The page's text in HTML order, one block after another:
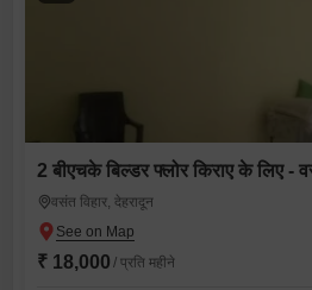
2 बीएचके बिल्डर फ्लोर किराए के लिए -
वसंत विहार, देहरादून
₹ 18,000 / प्रति महीने